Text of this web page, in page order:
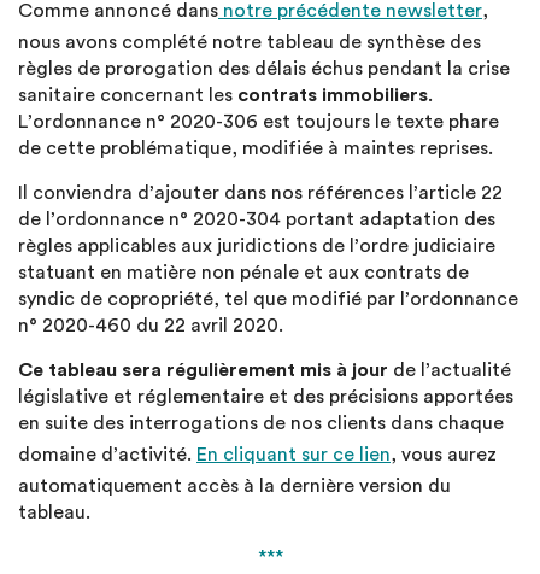
Comme annoncé dans notre précédente newsletter,
nous avons complété notre tableau de synthèse des
règles de prorogation des délais échus pendant la crise
sanitaire concernant les contrats immobiliers.
L’ordonnance n° 2020-306 est toujours le texte phare
de cette problématique, modifiée à maintes reprises.
Il conviendra d’ajouter dans nos références l’article 22
de l’ordonnance n° 2020-304 portant adaptation des
règles applicables aux juridictions de l’ordre judiciaire
statuant en matière non pénale et aux contrats de
syndic de copropriété, tel que modifié par l’ordonnance
n° 2020-460 du 22 avril 2020.
Ce tableau sera régulièrement mis à jour de l’actualité
législative et réglementaire et des précisions apportées
en suite des interrogations de nos clients dans chaque
domaine d’activité. En cliquant sur ce lien, vous aurez
automatiquement accès à la dernière version du
tableau.
***